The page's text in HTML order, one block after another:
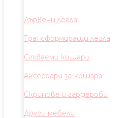
Дървени легла
Трансформиращи легла
Сгъваеми кошари
Аксесоари за кошара
Скринове и гардероби
Други мебели